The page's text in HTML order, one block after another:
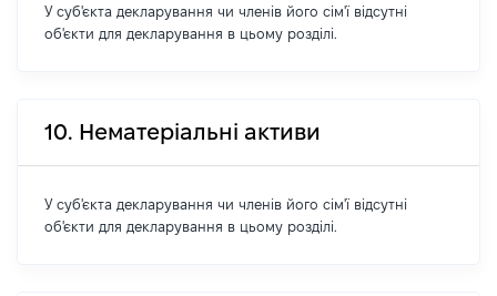
У суб'єкта декларування чи членів його сім'ї відсутні
об'єкти для декларування в цьому розділі.
10. Нематеріальні активи
У суб'єкта декларування чи членів його сім'ї відсутні
об'єкти для декларування в цьому розділі.